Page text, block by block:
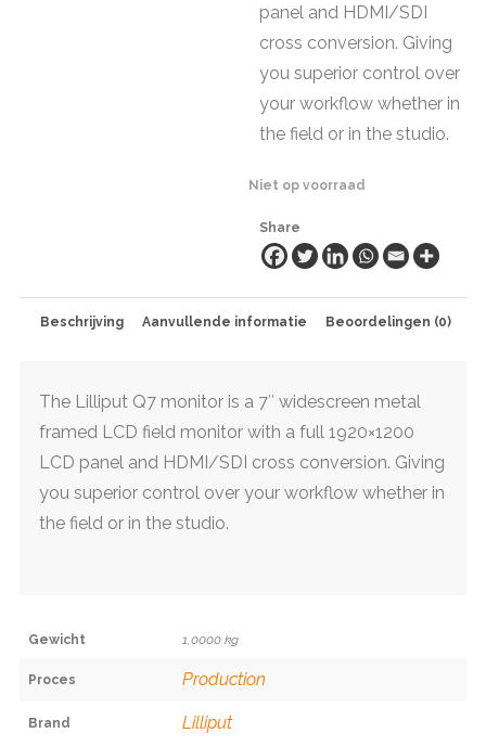
panel and HDMI/SDI
cross conversion. Giving
you superior control over
your workflow whether in
the field or in the studio.
Niet op voorraad
Share
Beschrijving Aanvullende informatie Beoordelingen (0)
The Lilliput Q7 monitor is a 7″ widescreen metal
framed LCD field monitor with a full 1920×1200
LCD panel and HDMI/SDI cross conversion. Giving
you superior control over your workflow whether in
the field or in the studio.
Gewicht 1,0000 kg
Proces Production
Brand Lilliput